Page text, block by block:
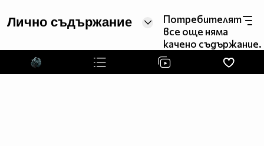
Лично съдържание
Потребителят
все още няма
качено съдържание.